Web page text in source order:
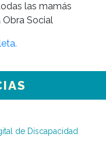
las mamás
Beneficiarias de nuestra Obra Social
de Discapacidad